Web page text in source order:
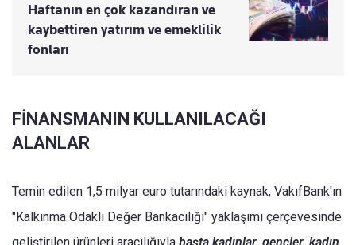
Haftanın en çok kazandıran ve
kaybettiren yatırım ve emeklilik
fonları
FİNANSMANIN KULLANILACAĞI
ALANLAR
Temin edilen 1,5 milyar euro tutarındaki kaynak, VakıfBank'ın
"Kalkınma Odaklı Değer Bankacılığı" yaklaşımı çerçevesinde